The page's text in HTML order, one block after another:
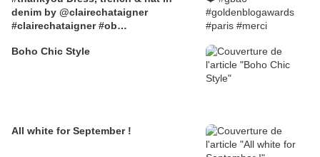
denim by @clairechataigner
#clairechataigner #ob
@goldenblogawards @Hôtel de Ville,
Boho Chic Style
All white for September !